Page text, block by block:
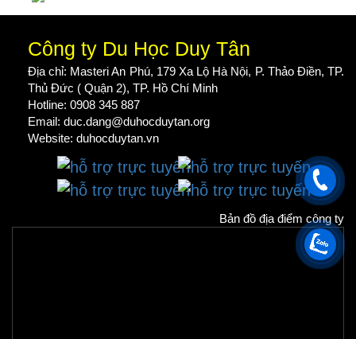
Công ty Du Học Duy Tân
Địa chỉ: Masteri An Phú, 179 Xa Lộ Hà Nội, P. Thảo Điền, TP.
Thủ Đức ( Quận 2), TP. Hồ Chí Minh
Hotline: 0908 345 887
Email: duc.dang@duhocduytan.org
Website: duhocduytan.vn
Bản đồ địa điểm công ty